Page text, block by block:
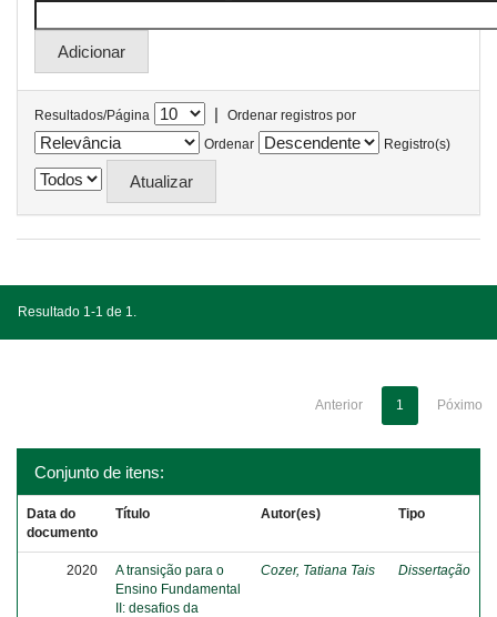
Resultados/Página |
Ordenar registros por
Ordenar
Registro(s)
Resultado 1-1 de 1.
Anterior 1 Póximo
Conjunto de itens:
Data do
documento
Título Autor(es) Tipo
2020
A transição para o
Ensino Fundamental
II: desafios da
Cozer, Tatiana Tais Dissertação